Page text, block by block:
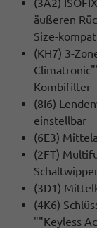
(3A2)
äußeren
Size-
(KH7) 3-
Kombifilter
(8I6)
einstellbar
(6E3)
(2FT)
(3D1)
(4K6)
""Keyless